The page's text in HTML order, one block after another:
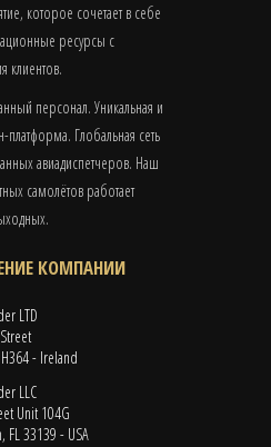
которое сочетает в себе
ресурсы с
клиентов.
персонал. Уникальная и
Глобальная сеть
авиадиспетчеров. Наш
самолётов работает
КОМПАНИИ
LTD
- Ireland
LLC
Unit 104G
FL 33139 - USA